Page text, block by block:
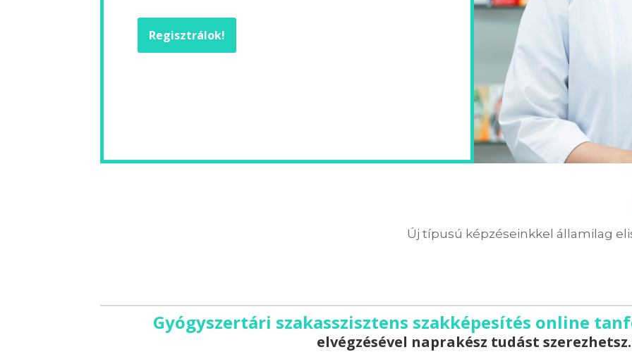
Regisztrálok!
Új típusú képzéseinkkel államilag
Gyógyszertári szakasszisztens szakképesítés online
elvégzésével naprakész tudást szerezhetsz.